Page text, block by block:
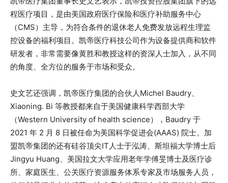
程医疗项目，是由美国政府医疗保险和医疗补助服务中心
（CMS）主导，为符合条件的退休老人免费发放远程生理监
控设备的福利项目。凯帝医疗科技公司作为设备提供商和软件
研发者，非常需要像黄胜和教授这样的资深人士加入，从不同
的角度、全方位的服务于市场和受众。
史文艺还强调，凯帝医疗集团的合伙人Michel Baudry、
Xiaoning. Bi 等教授都来自于美国健康科学西部大学
（Western University of health science），Baudry 于
2021 年 2 月 8 日被任命为美国科学促进会(AAAS) 院士。加
盟凯帝集团的还有硅谷顶尖IT人士于泓涛、斯坦福大学博士后
Jingyu Huang、美国拉文大学应用老年学傅旻博士及医疗诊
所、家庭医生、公关医疗资源服务体系专家及市场服务人员，